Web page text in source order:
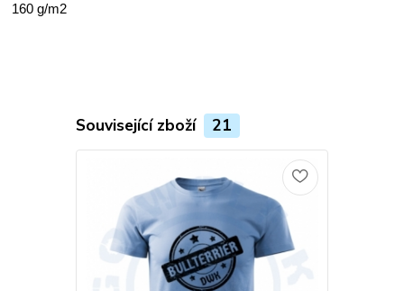
160 g/m2
Související zboží 21